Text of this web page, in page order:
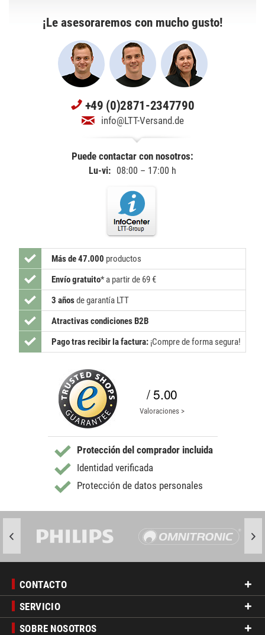
¡Le asesoraremos con mucho gusto!
+49 (0)2871-2347790
info@LTT-Versand.de
Puede contactar con nosotros:
Lu-vi: 08:00 – 17:00 h
Más de 47.000 productos
Envío gratuito* a partir de 69 €
3 añosde garantía LTT
Atractivas condiciones B2B
Pago tras recibir la factura: ¡Compre de forma segura!
/ 5.00
Valoraciones >
Protección del comprador incluida
Identidad verificada
Protección de datos personales
CONTACTO
SERVICIO
SOBRE NOSOTROS